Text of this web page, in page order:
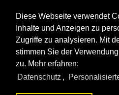
Diese Webseite verwendet
Inhalte und Anzeigen zu
Zugriffe zu analysieren. Mit
stimmen Sie der
zu. Mehr erfahren:
Datenschutz ,